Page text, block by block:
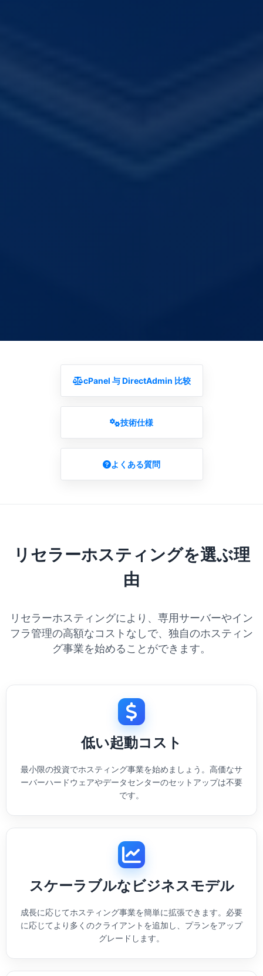
cPanel 与 DirectAdmin 比较
技術仕様
よくある質問
リセラーホスティングを選ぶ理
由
リセラーホスティングにより、専用サーバーやイン
フラ管理の高額なコストなしで、独自のホスティン
グ事業を始めることができます。
低い起動コスト
最小限の投資でホスティング事業を始めましょう。高価なサ
ーバーハードウェアやデータセンターのセットアップは不要
です。
スケーラブルなビジネスモデル
成長に応じてホスティング事業を簡単に拡張できます。必要
に応じてより多くのクライアントを追加し、プランをアップ
グレードします。